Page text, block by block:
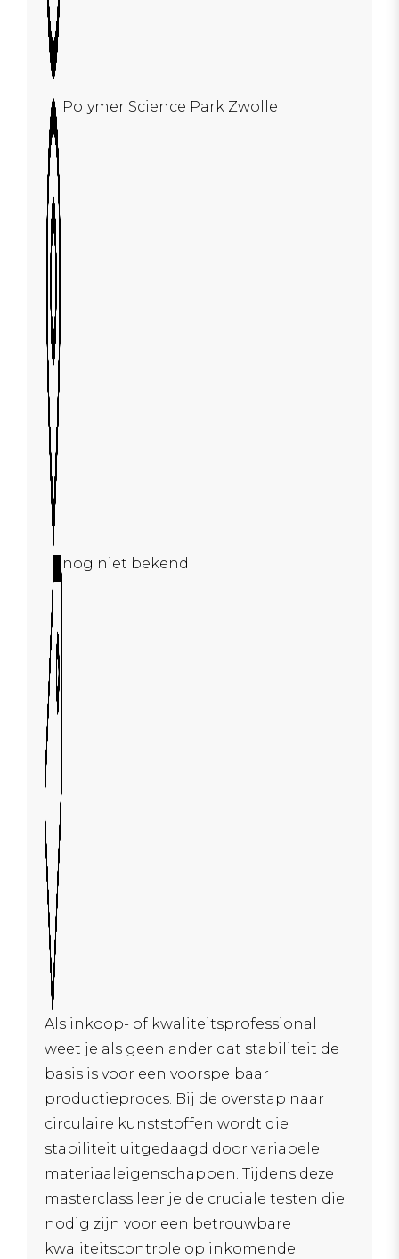
Als inkoop- of kwaliteitsprofessional
weet je als geen ander dat stabiliteit de
basis is voor een voorspelbaar
productieproces. Bij de overstap naar
circulaire kunststoffen wordt die
stabiliteit uitgedaagd door variabele
materiaaleigenschappen. Tijdens deze
masterclass leer je de cruciale testen die
nodig zijn voor een betrouwbare
kwaliteitscontrole op inkomende
Polymer Science Park Zwolle
nog niet bekend